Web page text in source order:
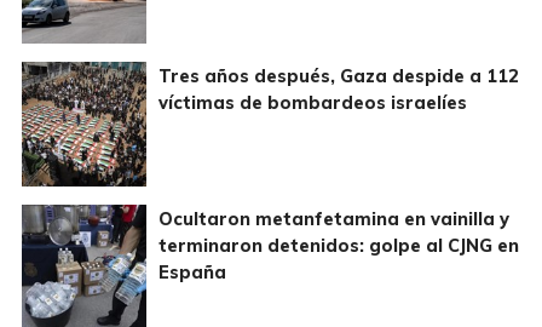
Tres años después, Gaza despide a 112
víctimas de bombardeos israelíes
Ocultaron metanfetamina en vainilla y
terminaron detenidos: golpe al CJNG en
España